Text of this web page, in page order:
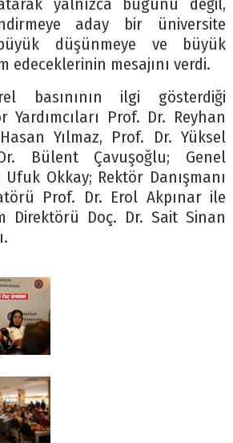
yalnızca bugünü değil,
aday bir üniversite
düşünmeye ve büyük
edeceklerinin mesajını verdi.
basınının ilgi gösterdiği
Yardımcıları Prof. Dr. Reyhan
Yılmaz, Prof. Dr. Yüksel
Bülent Çavuşoğlu; Genel
Okkay; Rektör Danışmanı
Prof. Dr. Erol Akpınar ile
Direktörü Doç. Dr. Sait Sinan